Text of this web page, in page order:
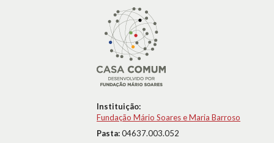
Instituição:
Fundação Mário Soares e Maria Barroso
Pasta:04637.003.052